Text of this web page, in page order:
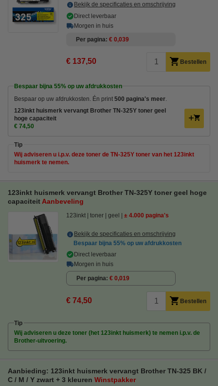
Bekijk de specificaties en omschrijving
Direct leverbaar
Morgen in huis
Per pagina € 0,039
€ 137,50 Bestellen
Bespaar bijna 55% op uw afdrukkosten
Bespaar op uw afdrukkosten. Én print 500 pagina's meer
123inkt huismerk vervangt Brother TN-325Y toner geel
hoge capaciteit
€ 74,50
Tip
Wij adviseren u i.p.v. deze toner de TN-325Y toner van het 123inkt
huismerk te nemen.
123inkt huismerk vervangt Brother TN-325Y toner geel hoge
capaciteit Aanbeveling
123inkt toner geel ± 4.000 pagina's
Bekijk de specificaties en omschrijving
Bespaar bijna 55% op uw afdrukkosten
Direct leverbaar
Morgen in huis
Per pagina € 0,019
€ 74,50 Bestellen
Tip
Wij adviseren u deze toner (het 123inkt huismerk) te nemen i.p.v. de
Brother-uitvoering.
Aanbieding: 123inkt huismerk vervangt Brother TN-325 BK /
C / M / Y zwart + 3 kleuren Winstpakker